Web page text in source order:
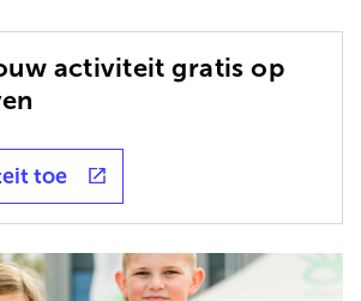
toe
activiteit gratis op